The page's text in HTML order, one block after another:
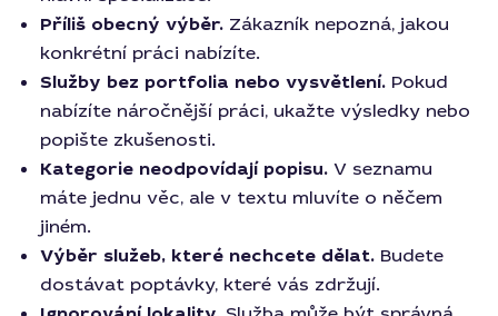
Příliš obecný výběr. Zákazník nepozná, jakou
konkrétní práci nabízíte.
Služby bez portfolia nebo vysvětlení. Pokud
nabízíte náročnější práci, ukažte výsledky nebo
popište zkušenosti.
Kategorie neodpovídají popisu. V seznamu
máte jednu věc, ale v textu mluvíte o něčem
jiném.
Výběr služeb, které nechcete dělat. Budete
dostávat poptávky, které vás zdržují.